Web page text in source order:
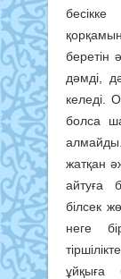
беретін
дәмді,
келеді.
болса
жатқан
айтуға
білсек
неге
ұйқыға